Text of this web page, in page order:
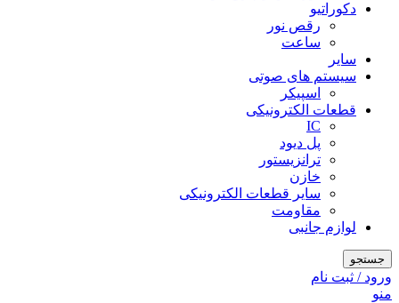
دکوراتیو
رقص نور
ساعت
سایر
سیستم های صوتی
اسپیکر
قطعات الکترونیکی
IC
پل دیود
ترانزیستور
خازن
سایر قطعات الکترونیکی
مقاومت
لوازم جانبی
جستجو
ورود / ثبت نام
منو